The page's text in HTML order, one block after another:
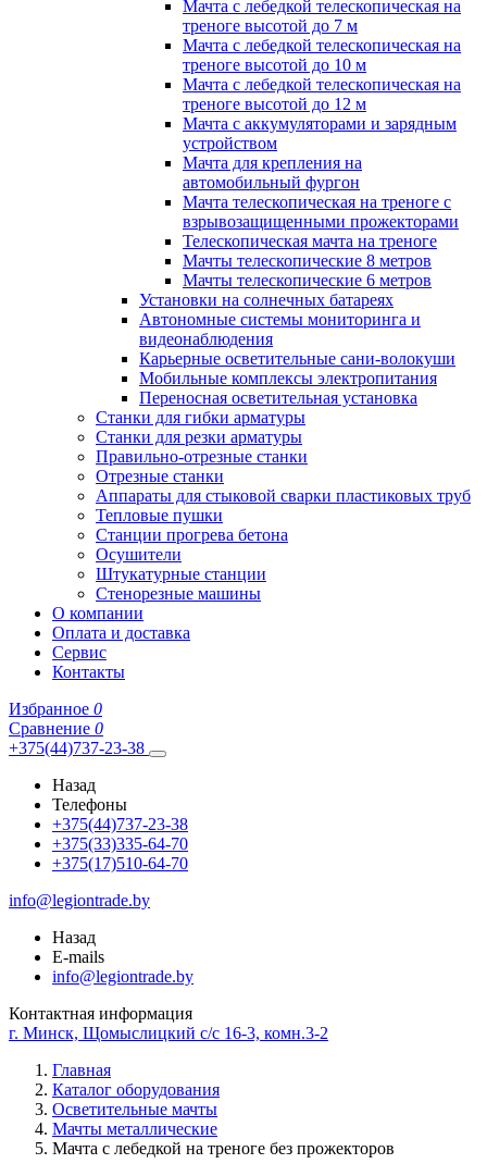
Мачта с лебедкой телескопическая на
треноге высотой до 7 м
Мачта с лебедкой телескопическая на
треноге высотой до 10 м
Мачта с лебедкой телескопическая на
треноге высотой до 12 м
Мачта с аккумуляторами и зарядным
устройством
Мачта для крепления на
автомобильный фургон
Мачта телескопическая на треноге с
взрывозащищенными прожекторами
Телескопическая мачта на треноге
Мачты телескопические 8 метров
Мачты телескопические 6 метров
Установки на солнечных батареях
Автономные системы мониторинга и
видеонаблюдения
Карьерные осветительные сани-волокуши
Мобильные комплексы электропитания
Переносная осветительная установка
Станки для гибки арматуры
Станки для резки арматуры
Правильно-отрезные станки
Отрезные станки
Аппараты для стыковой сварки пластиковых труб
Тепловые пушки
Станции прогрева бетона
Осушители
Штукатурные станции
Стенорезные машины
О компании
Оплата и доставка
Сервис
Контакты
Избранное 0
Сравнение 0
+375(44)737-23-38
Назад
Телефоны
+375(44)737-23-38
+375(33)335-64-70
+375(17)510-64-70
info@legiontrade.by
Назад
E-mails
info@legiontrade.by
Контактная информация
г. Минск, Щомыслицкий с/с 16-3, комн.3-2
Главная
Каталог оборудования
Осветительные мачты
Мачты металлические
Мачта с лебедкой на треноге без прожекторов